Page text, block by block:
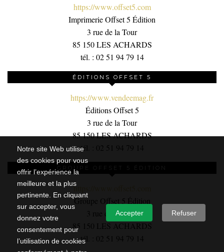
Notre site Web utilise
des cookies pour vous
offrir l’expérience la
meilleure et la plus
pertinente. En cliquant
sur accepter, vous
donnez votre
consentement pour
l’utilisation de cookies
Accepter Refuser
https://www.offset5.com
Imprimerie Offset 5 Édition
3 rue de la Tour
85 150 LES ACHARDS
tél. : 02 51 94 79 14
ÉDITIONS OFFSET 5
https://www.vendeemag.fr
Éditions Offset 5
3 rue de la Tour
85 150 LES ACHARDS
tél. : 02 51 94 79 14
GROUPE OFFSET 5 ÉDITION
https://www.offset5.com
Groupe Offset 5 Édition
3 rue de la Tour,
85 150 LES ACHARDS
tél. : 02 51 94 79 14